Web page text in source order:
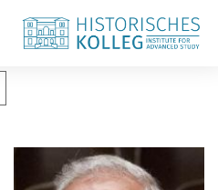
Grigor Suny